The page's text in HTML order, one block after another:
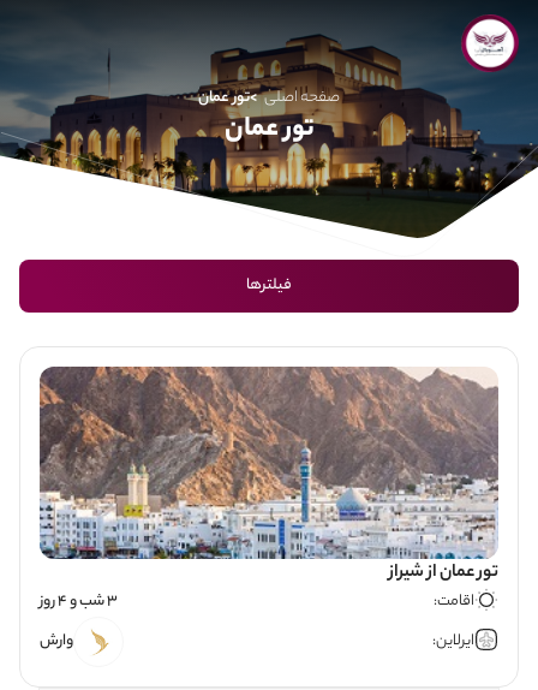
صفحه اصلی تور عمان
تور عمان
فیلترها
تور عمان از شیراز
اقامت:
3 شب و 4 روز
ایرلاین:
وارش